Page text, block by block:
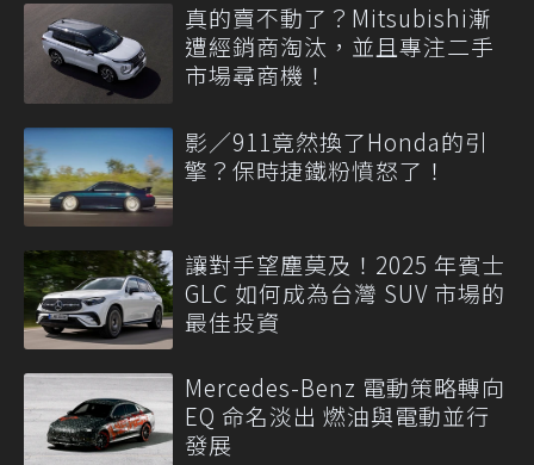
真的賣不動了？Mitsubishi漸
遭經銷商淘汰，並且專注二手
市場尋商機！
影／911竟然換了Honda的引
擎？保時捷鐵粉憤怒了！
讓對手望塵莫及！2025 年賓士
GLC 如何成為台灣 SUV 市場的
最佳投資
Mercedes-Benz 電動策略轉向
EQ 命名淡出 燃油與電動並行
發展